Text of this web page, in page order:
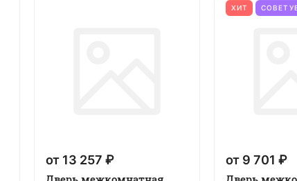
от 13 257 ₽
ХИТ
от 9 701 ₽